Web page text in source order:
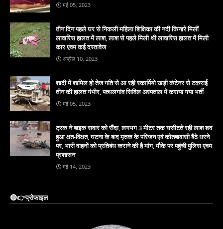
मई 05, 2023
तीन दिन पहले घर से निकली महिला शिक्षिका की नदी किनारे मिलीं
लावारिस हालत में लाश, लाश से पहले मिली थी लावारिस हालत में मिली
कार एवम कई दस्तावेज
अप्रैल 10, 2023
शादी में शामिल हो तेज गति से आ रही स्कार्पियो खड़ी कंटेनर से टकराई
तीन की हालत गंभीर, पत्थलगांव सिविल अस्पताल में कराया गया भर्ती
मई 05, 2023
ट्रक ने बाइक सवार को रौंदा, लगभग 3 मीटर तक घसीटते रही लाश शव
हुआ क्षत-विक्षत, घटना के बाद मृतक के परिजन एवं कोतबावासी बैठे धरने
पर, भारी वाहनों को प्रतिबंध कराने की है मांग, मौके पर पहुंची पुलिस एवम
प्रशासन
मई 14, 2023
🔴👉प्रोफाइल